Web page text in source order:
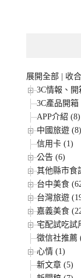
展開全部
收
3C情報、開
3C產品開箱
APP介紹 (8)
中國旅遊 (8)
信用卡 (1)
公告 (6)
其他縣市食
台中美食
台灣旅遊
嘉義美食
宅配試吃試
徵信社推薦
心情 (1)
新文章 (5)